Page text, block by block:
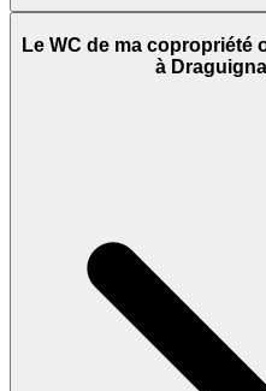
Le WC de ma copropriété
à